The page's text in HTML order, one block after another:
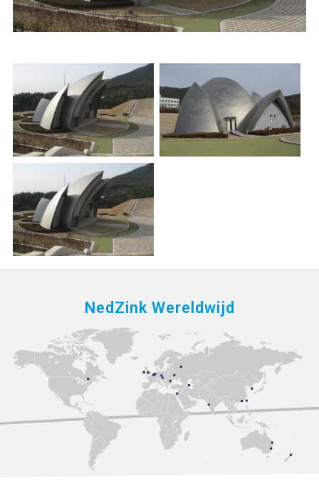
NedZink Wereldwijd